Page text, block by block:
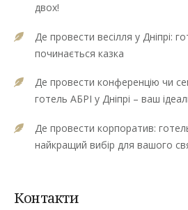
двох!
Де провести весілля у Дніпрі:
починається казка
Де провести конференцію чи
готель АБРІ у Дніпрі – ваш
Де провести корпоратив:
найкращий вибір для вашого
Контакти